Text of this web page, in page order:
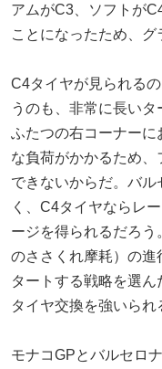
アムがC3、ソフトが
ことになったため、グ
C4タイヤが見られる
うのも、非常に長い
ふたつの右コーナーに
な負荷がかかるため
できないからだ。バ
く、C4タイヤならレ
ージを得られるだろ
のささくれ摩耗）の進
タートする戦略を選
タイヤ交換を強いられ
モナコGPとバルセロ